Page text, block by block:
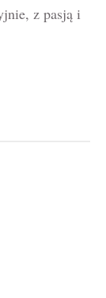
z pasją i